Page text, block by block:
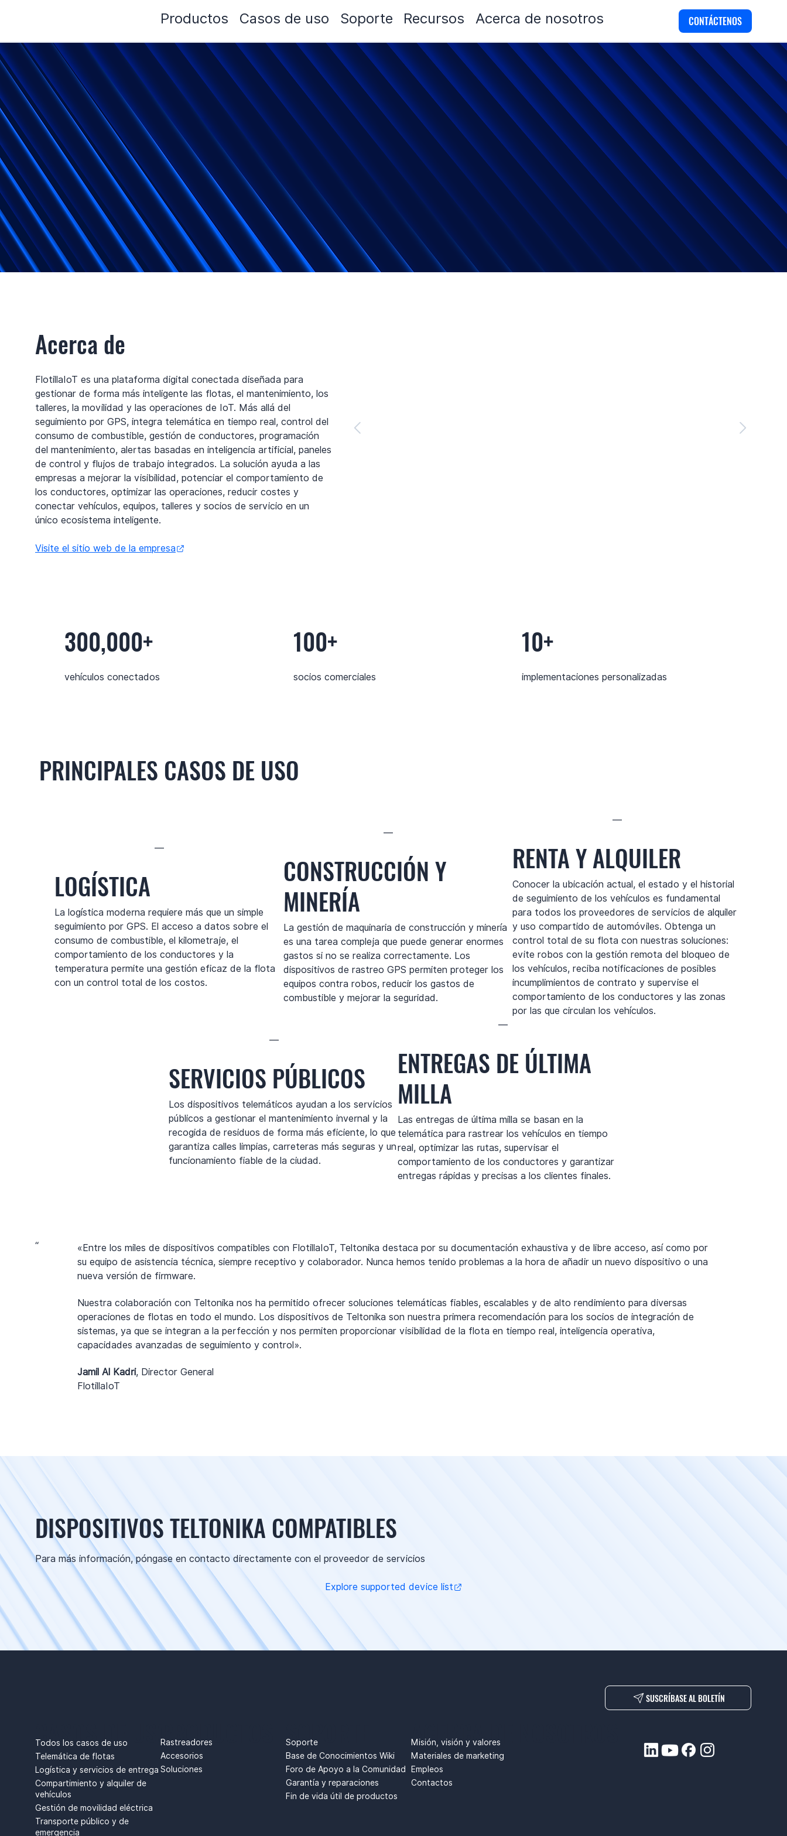
Productos Casos de uso Soporte Recursos Acerca de nosotros CONTÁCTENOS
Acerca de
FlotillaIoT es una plataforma digital conectada diseñada para
gestionar de forma más inteligente las flotas, el mantenimiento, los
talleres, la movilidad y las operaciones de IoT. Más allá del
seguimiento por GPS, integra telemática en tiempo real, control del
consumo de combustible, gestión de conductores, programación
del mantenimiento, alertas basadas en inteligencia artificial, paneles
de control y flujos de trabajo integrados. La solución ayuda a las
empresas a mejorar la visibilidad, potenciar el comportamiento de
los conductores, optimizar las operaciones, reducir costes y
conectar vehículos, equipos, talleres y socios de servicio en un
único ecosistema inteligente.
Visite el sitio web de la empresa
300,000+
vehículos conectados
100+
socios comerciales
10+
implementaciones personalizadas
PRINCIPALES CASOS DE USO
—
LOGÍSTICA
La logística moderna requiere más que un simple
seguimiento por GPS. El acceso a datos sobre el
consumo de combustible, el kilometraje, el
comportamiento de los conductores y la
temperatura permite una gestión eficaz de la flota
con un control total de los costos.
—
CONSTRUCCIÓN Y
MINERÍA
La gestión de maquinaria de construcción y minería
es una tarea compleja que puede generar enormes
gastos si no se realiza correctamente. Los
dispositivos de rastreo GPS permiten proteger los
equipos contra robos, reducir los gastos de
combustible y mejorar la seguridad.
—
RENTA Y ALQUILER
Conocer la ubicación actual, el estado y el historial
de seguimiento de los vehículos es fundamental
para todos los proveedores de servicios de alquiler
y uso compartido de automóviles. Obtenga un
control total de su flota con nuestras soluciones:
evite robos con la gestión remota del bloqueo de
los vehículos, reciba notificaciones de posibles
incumplimientos de contrato y supervise el
comportamiento de los conductores y las zonas
por las que circulan los vehículos.
—
SERVICIOS PÚBLICOS
Los dispositivos telemáticos ayudan a los servicios
públicos a gestionar el mantenimiento invernal y la
recogida de residuos de forma más eficiente, lo que
garantiza calles limpias, carreteras más seguras y un
funcionamiento fiable de la ciudad.
—
ENTREGAS DE ÚLTIMA
MILLA
Las entregas de última milla se basan en la
telemática para rastrear los vehículos en tiempo
real, optimizar las rutas, supervisar el
comportamiento de los conductores y garantizar
entregas rápidas y precisas a los clientes finales.
“
«Entre los miles de dispositivos compatibles con FlotillaIoT, Teltonika destaca por su documentación exhaustiva y de libre acceso, así como por
su equipo de asistencia técnica, siempre receptivo y colaborador. Nunca hemos tenido problemas a la hora de añadir un nuevo dispositivo o una
nueva versión de firmware.
Nuestra colaboración con Teltonika nos ha permitido ofrecer soluciones telemáticas fiables, escalables y de alto rendimiento para diversas
operaciones de flotas en todo el mundo. Los dispositivos de Teltonika son nuestra primera recomendación para los socios de integración de
sistemas, ya que se integran a la perfección y nos permiten proporcionar visibilidad de la flota en tiempo real, inteligencia operativa,
capacidades avanzadas de seguimiento y control».
Jamil Al Kadri, Director General
FlotillaIoT
DISPOSITIVOS TELTONIKA COMPATIBLES
Para más información, póngase en contacto directamente con el proveedor de servicios
Explore supported device list
CASOS DE USO
Todos los casos de uso
Telemática de flotas
Logística y servicios de entrega
Compartimiento y alquiler de
vehículos
Gestión de movilidad eléctrica
Transporte público y de
emergencia
PRODUCTOS
Rastreadores
Accesorios
Soluciones
SOPORTE
Soporte
Base de Conocimientos Wiki
Foro de Apoyo a la Comunidad
Garantía y reparaciones
Fin de vida útil de productos
ACERCA DE NOSOTROS
Misión, visión y valores
Materiales de marketing
Empleos
Contactos
SUSCRÍBASE AL BOLETÍN